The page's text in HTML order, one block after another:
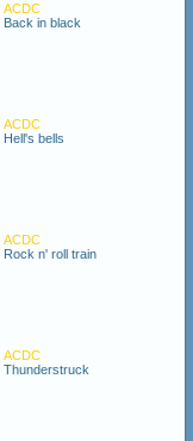
ACDC
Back in black
ACDC
Hell's bells
ACDC
Rock n' roll train
ACDC
Thunderstruck